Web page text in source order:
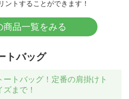
ントすることができます！
商品一覧をみる
トバッグ
トバッグ！定番の肩掛けト
まで！